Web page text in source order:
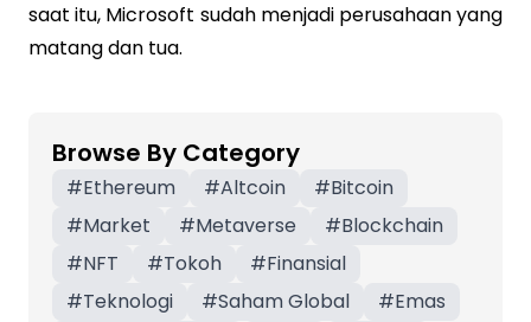
saat itu, Microsoft sudah menjadi perusahaan yang
matang dan tua.
Browse By Category
#Ethereum #Altcoin #Bitcoin
#Market #Metaverse #Blockchain
#NFT #Tokoh #Finansial
#Teknologi #Saham Global #Emas